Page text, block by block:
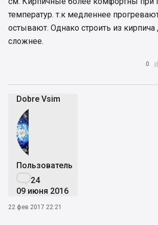
температур. т.к медленнее
остывают. Однако строить из
сложнее.
0
Dobre Vsim
Пользователь
24
09 июня 2016
22 фев 2017 22:21